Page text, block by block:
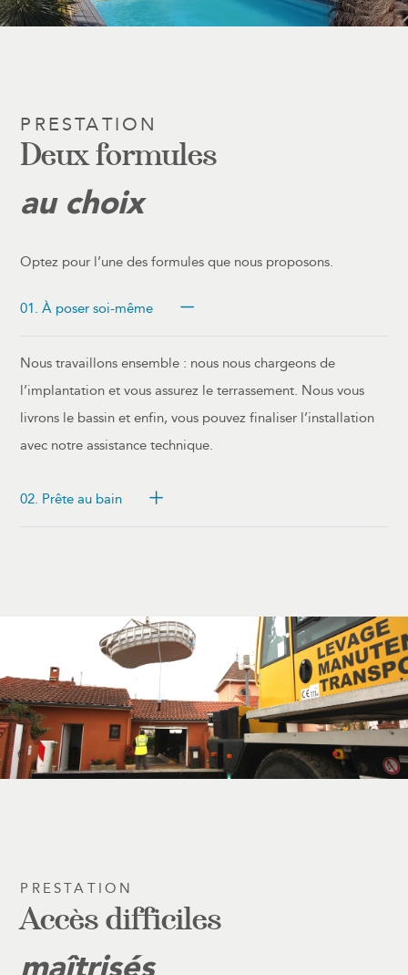
PRESTATION
Deux formules
au choix
Optez pour l’une des formules que nous proposons.
01. À poser soi-même
Nous travaillons ensemble : nous nous chargeons de
l’implantation et vous assurez le terrassement. Nous vous
livrons le bassin et enfin, vous pouvez finaliser l’installation
avec notre assistance technique.
02. Prête au bain
PRESTATION
Accès difficiles